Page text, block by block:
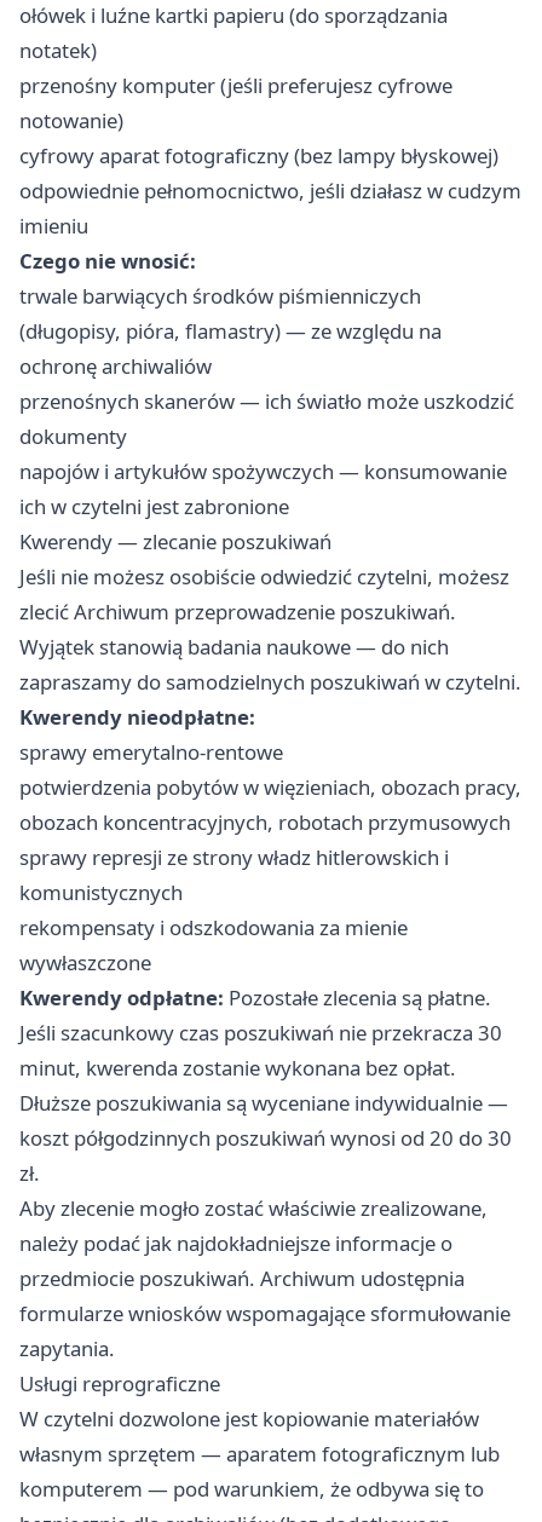
ołówek i luźne kartki papieru (do sporządzania
notatek)
przenośny komputer (jeśli preferujesz cyfrowe
notowanie)
cyfrowy aparat fotograficzny (bez lampy błyskowej)
odpowiednie pełnomocnictwo, jeśli działasz w cudzym
imieniu
Czego nie wnosić:
trwale barwiących środków piśmienniczych
(długopisy, pióra, flamastry) — ze względu na
ochronę archiwaliów
przenośnych skanerów — ich światło może uszkodzić
dokumenty
napojów i artykułów spożywczych — konsumowanie
ich w czytelni jest zabronione
Kwerendy — zlecanie poszukiwań
Jeśli nie możesz osobiście odwiedzić czytelni, możesz
zlecić Archiwum przeprowadzenie poszukiwań.
Wyjątek stanowią badania naukowe — do nich
zapraszamy do samodzielnych poszukiwań w czytelni.
Kwerendy nieodpłatne:
sprawy emerytalno-rentowe
potwierdzenia pobytów w więzieniach, obozach pracy,
obozach koncentracyjnych, robotach przymusowych
sprawy represji ze strony władz hitlerowskich i
komunistycznych
rekompensaty i odszkodowania za mienie
wywłaszczone
Kwerendy odpłatne: Pozostałe zlecenia są płatne.
Jeśli szacunkowy czas poszukiwań nie przekracza 30
minut, kwerenda zostanie wykonana bez opłat.
Dłuższe poszukiwania są wyceniane indywidualnie —
koszt półgodzinnych poszukiwań wynosi od 20 do 30
zł.
Aby zlecenie mogło zostać właściwie zrealizowane,
należy podać jak najdokładniejsze informacje o
przedmiocie poszukiwań. Archiwum udostępnia
formularze wniosków wspomagające sformułowanie
zapytania.
Usługi reprograficzne
W czytelni dozwolone jest kopiowanie materiałów
własnym sprzętem — aparatem fotograficznym lub
komputerem — pod warunkiem, że odbywa się to